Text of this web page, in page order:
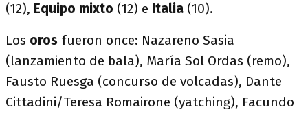
(12), Equipo mixto (12) e Italia (10).
Los oros fueron once: Nazareno Sasia
(lanzamiento de bala), María Sol Ordas (remo),
Fausto Ruesga (concurso de volcadas), Dante
Cittadini/Teresa Romairone (yatching), Facundo